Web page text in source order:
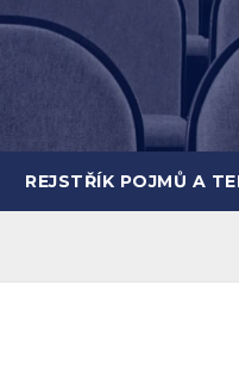
REJSTŘÍK POJMŮ A